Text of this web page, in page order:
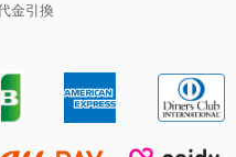
金引換